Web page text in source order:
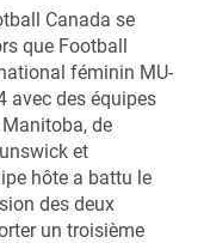
Canada se
que Football
féminin MU-
avec des équipes
Manitoba, de
et
hôte a battu le
des deux
un troisième